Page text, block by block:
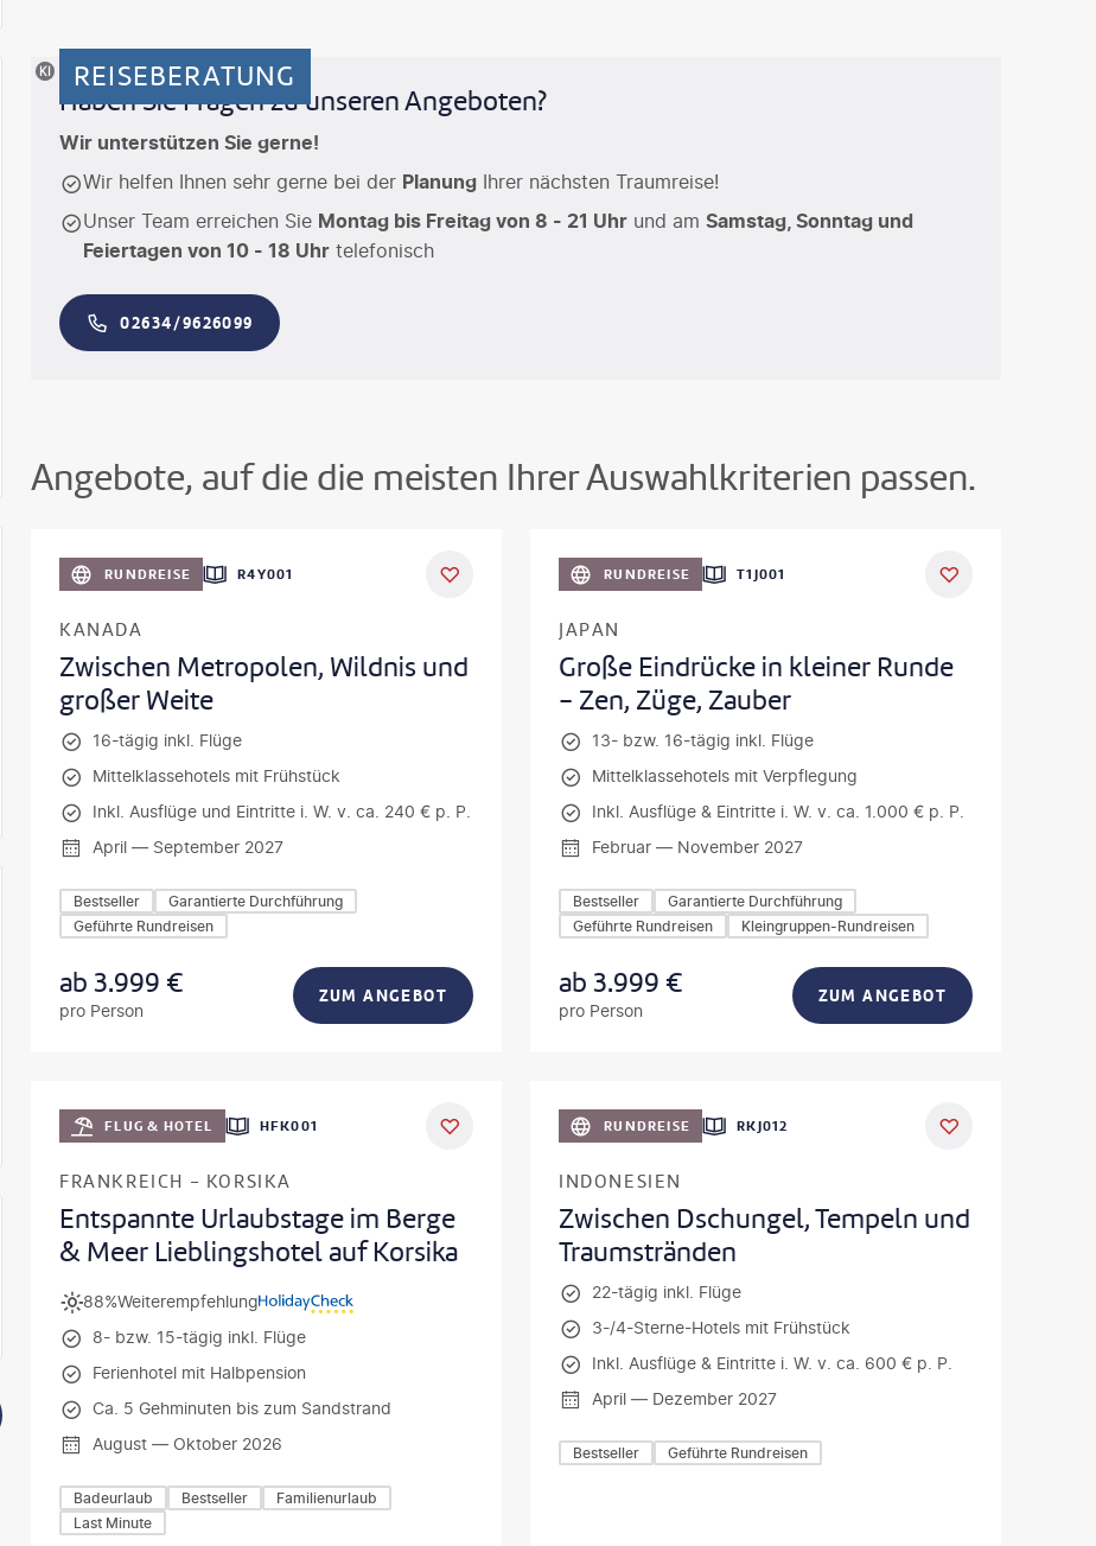
KI-generiertes MotivREISEBERATUNG
Haben Sie Fragen zu unseren Angeboten?
Wir unterstützen Sie gerne!
Wir helfen Ihnen sehr gerne bei der Planung Ihrer nächsten Traumreise!
Unser Team erreichen Sie Montag bis Freitag von 8 - 21 Uhr und am Samstag, Sonntag und
Feiertagen von 10 - 18 Uhr telefonisch
02634/9626099
Angebote, auf die die meisten Ihrer Auswahlkriterien passen.
RUNDREISE R4Y001
KANADA
Zwischen Metropolen, Wildnis und
großer Weite
16-tägig inkl. Flüge
Mittelklassehotels mit Frühstück
Inkl. Ausflüge und Eintritte i. W. v. ca. 240 € p. P.
April — September 2027
Bestseller
Garantierte Durchführung
Geführte Rundreisen
ab3.999 €
pro Person
ZUM ANGEBOT
RUNDREISE T1J001
JAPAN
Große Eindrücke in kleiner Runde
- Zen, Züge, Zauber
13- bzw. 16-tägig inkl. Flüge
Mittelklassehotels mit Verpflegung
Inkl. Ausflüge & Eintritte i. W. v. ca. 1.000 € p. P.
Februar — November 2027
Bestseller
Garantierte Durchführung
Geführte Rundreisen
Kleingruppen-Rundreisen
ab3.999 €
pro Person
ZUM ANGEBOT
DEAL
FLUG & HOTEL HFK001
FRANKREICH - KORSIKA
Entspannte Urlaubstage im Berge
& Meer Lieblingshotel auf Korsika
Weiterempfehlung
88%
8- bzw. 15-tägig inkl. Flüge
Ferienhotel mit Halbpension
Ca. 5 Gehminuten bis zum Sandstrand
August — Oktober 2026
Badeurlaub Bestseller
Familienurlaub
Last Minute
RUNDREISE RKJ012
INDONESIEN
Zwischen Dschungel, Tempeln und
Traumstränden
22-tägig inkl. Flüge
3-/4-Sterne-Hotels mit Frühstück
Inkl. Ausflüge & Eintritte i. W. v. ca. 600 € p. P.
April — Dezember 2027
Bestseller Geführte Rundreisen